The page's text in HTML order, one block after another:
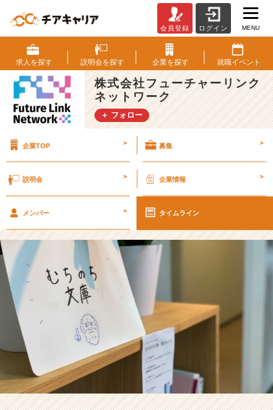
社
紹
介:
社
内
コ
ミ
ケ
ョ
L
っ
て？
内
会員登録 ログイン MENU
求人を探す 説明会を探す 企業を探す 就職イベント
株式会社フューチャーリンク
ネットワーク
＋ フォロー
企業TOP > 募集 >
説明会 > 企業情報 >
メンバー > タイムライン